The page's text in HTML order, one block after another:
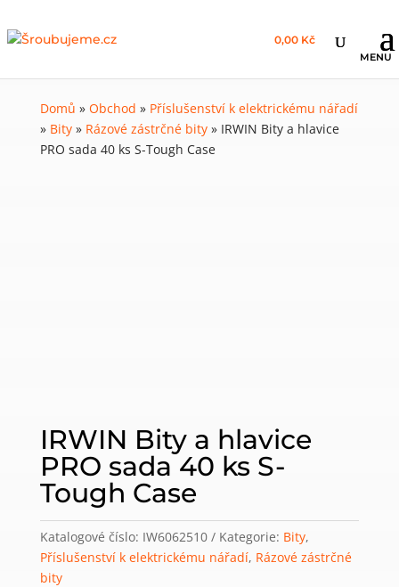
0,00 Kč
Domů » Obchod » Příslušenství k elektrickému nářadí
» Bity» Rázové zástrčné bity» IRWIN Bity a hlavice
PRO sada 40 ks S-Tough Case
IRWIN Bity a hlavice
PRO sada 40 ks S-
Tough Case
Katalogové číslo: IW6062510 Kategorie: Bity,
Příslušenství k elektrickému nářadí, Rázové zástrčné
bity